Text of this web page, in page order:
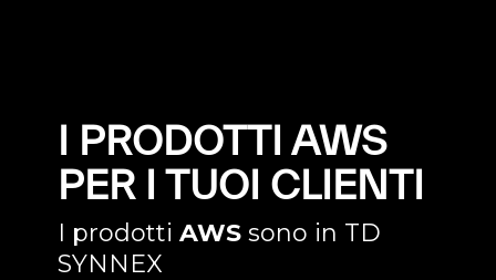
I PRODOTTI AWS
PER I TUOI CLIENTI
I prodotti AWSsono in TD
SYNNEX